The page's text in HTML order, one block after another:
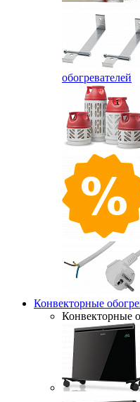
обогревателей
Конвекторные
Конвекторные